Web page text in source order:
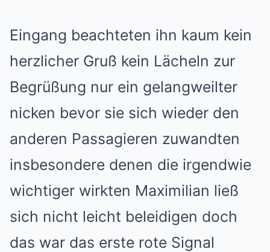
Eingang beachteten ihn kaum kein
herzlicher Gruß kein Lächeln zur
Begrüßung nur ein gelangweilter
nicken bevor sie sich wieder den
anderen Passagieren zuwandten
insbesondere denen die irgendwie
wichtiger wirkten Maximilian ließ
sich nicht leicht beleidigen doch
das war das erste rote Signal